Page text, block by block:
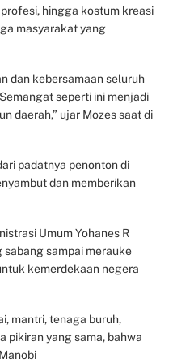
hingga kostum kreasi
masyarakat yang
dan kebersamaan seluruh
seperti ini menjadi
daerah,” ujar Mozes saat di
padatnya penonton di
dan memberikan
Umum Yohanes R
sabang sampai merauke
kemerdekaan negera
mantri, tenaga buruh,
pikiran yang sama, bahwa